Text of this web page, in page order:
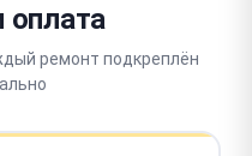
оплата
ремонт подкреплён